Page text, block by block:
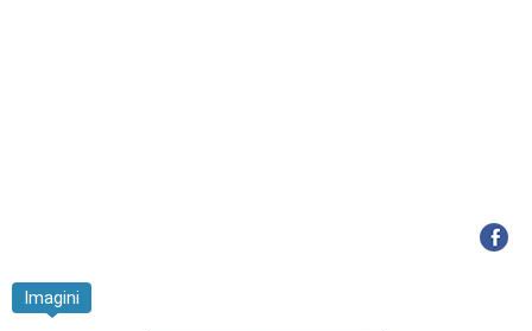
Imagini